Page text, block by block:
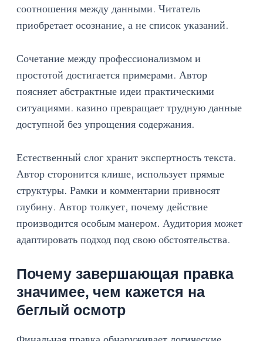
соотношения между данными. Читатель
приобретает осознание, а не список указаний.
Сочетание между профессионализмом и
простотой достигается примерами. Автор
поясняет абстрактные идеи практическими
ситуациями. казино превращает трудную данные
доступной без упрощения содержания.
Естественный слог хранит экспертность текста.
Автор сторонится клише, использует прямые
структуры. Рамки и комментарии привносят
глубину. Автор толкует, почему действие
производится особым манером. Аудитория может
адаптировать подход под свою обстоятельства.
Почему завершающая правка
значимее, чем кажется на
беглый осмотр